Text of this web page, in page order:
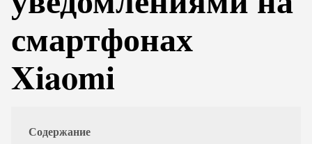
смартфонах
Xiaomi
Содержание